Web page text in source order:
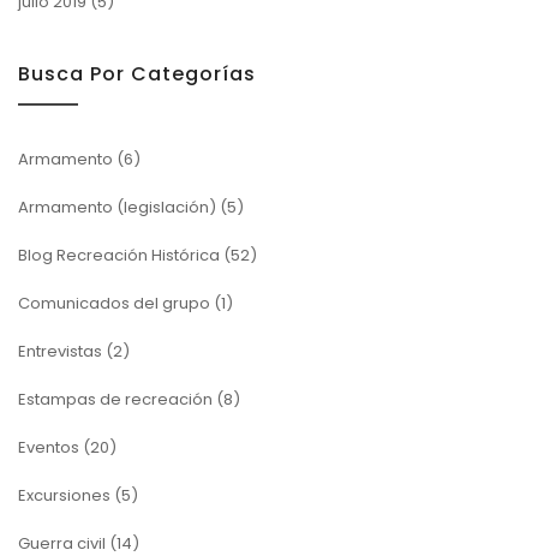
Busca Por Categorías
Armamento (6)
Armamento (legislación) (5)
Blog Recreación Histórica (52)
Comunicados del grupo (1)
Entrevistas (2)
Estampas de recreación (8)
Eventos (20)
Excursiones (5)
Guerra civil (14)